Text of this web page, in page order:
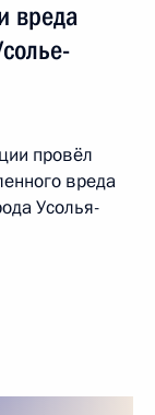
вреда
провёл
вреда
Усолья-